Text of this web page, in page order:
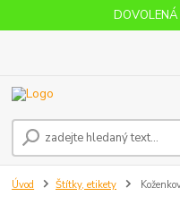
Úvod Štítky, etikety